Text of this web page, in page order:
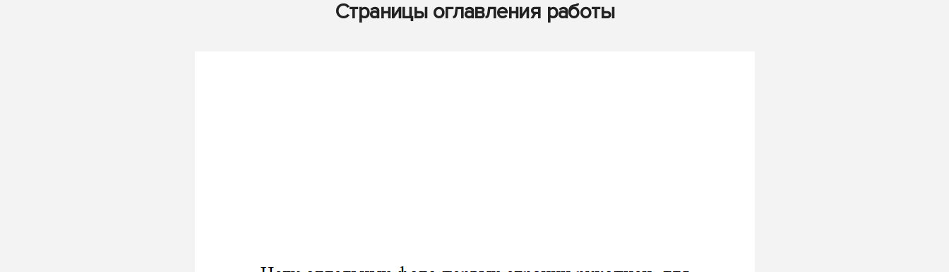
Страницы оглавления работы